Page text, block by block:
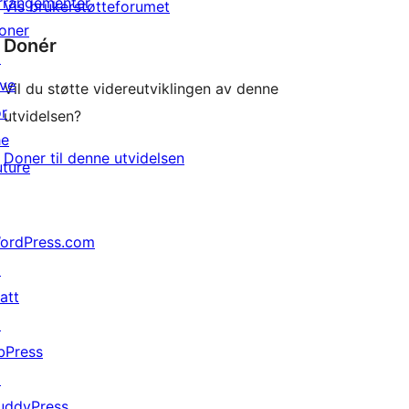
Vis brukerstøtteforumet
Donér
Vil du støtte videreutviklingen av denne
utvidelsen?
Doner til denne utvidelsen